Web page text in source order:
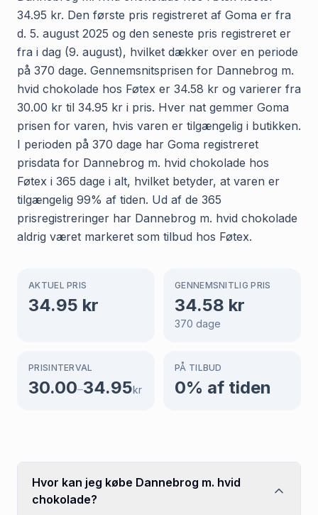
34.95 kr. Den første pris registreret af Goma er fra
d. 5. august 2025 og den seneste pris registreret er
fra i dag (9. august), hvilket dækker over en periode
på 370 dage. Gennemsnitsprisen for Dannebrog m.
hvid chokolade hos Føtex er 34.58 kr og varierer fra
30.00 kr til 34.95 kr i pris. Hver nat gemmer Goma
prisen for varen, hvis varen er tilgængelig i butikken.
I perioden på 370 dage har Goma registreret
prisdata for Dannebrog m. hvid chokolade hos
Føtex i 365 dage i alt, hvilket betyder, at varen er
tilgængelig 99% af tiden. Ud af de 365
prisregistreringer har Dannebrog m. hvid chokolade
aldrig været markeret som tilbud hos Føtex.
AKTUEL PRIS
34.95 kr
GENNEMSNITLIG PRIS
34.58 kr
370 dage
PRISINTERVAL
30.00–34.95kr
PÅ TILBUD
0% af tiden
Hvor kan jeg købe Dannebrog m. hvid
chokolade?